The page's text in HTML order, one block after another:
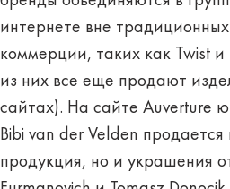
интернете вне
коммерции, таких как Twist и
из них все еще продают
сайтах). На сайте Auverture
Bibi van der Velden продается
продукция, но и украшения